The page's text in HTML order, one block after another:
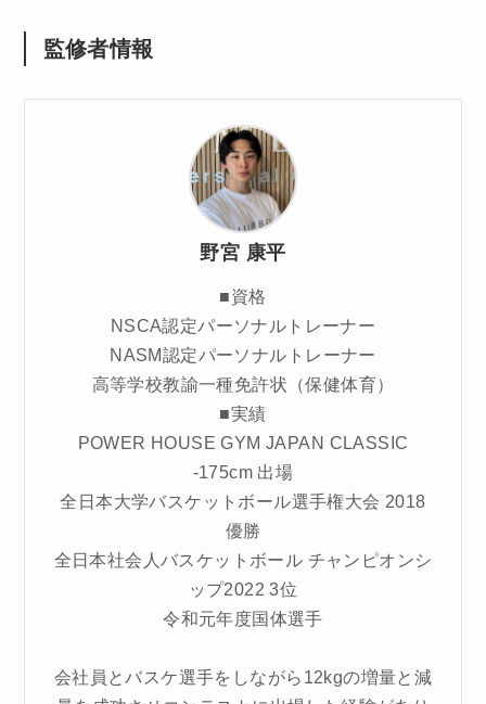
監修者情報
野宮 康平
■資格
NSCA認定パーソナルトレーナー
NASM認定パーソナルトレーナー
高等学校教諭一種免許状（保健体育）
■実績
POWER HOUSE GYM JAPAN CLASSIC
-175cm 出場
全日本大学バスケットボール選手権大会 2018
優勝
全日本社会人バスケットボール チャンピオンシ
ップ2022 3位
令和元年度国体選手
会社員とバスケ選手をしながら12kgの増量と減